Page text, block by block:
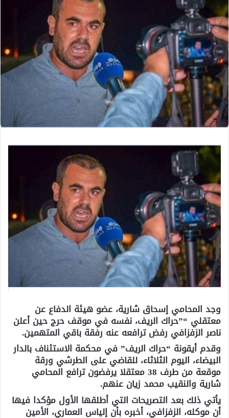
وجد المحامي إسحاق شارية، عضو هيئة الدفاع عن
معتقلي “”حراك الريف، نفسه في موقف حرج حين أعلن
ناصر الزفزافي رفض ترافعه عنه رفقة باقي المتهمين.
وقدم أيقونة “حراك الريف” في محكمة الاستئناف بالدار
البيضاء، اليوم الثلاثاء، للقاضي على الطرشي ورقة
موقعة من طرف 38 معتقلا يرفضون ترافع المحامي
شارية والنقيب محمد زيان عنهم.
يأتي ذلك بعد التصريحات التي أطلقها الأول مؤكدا فيها
أن موكله، الزفزافي، أخبره بأن إلياس العماري، الأمين